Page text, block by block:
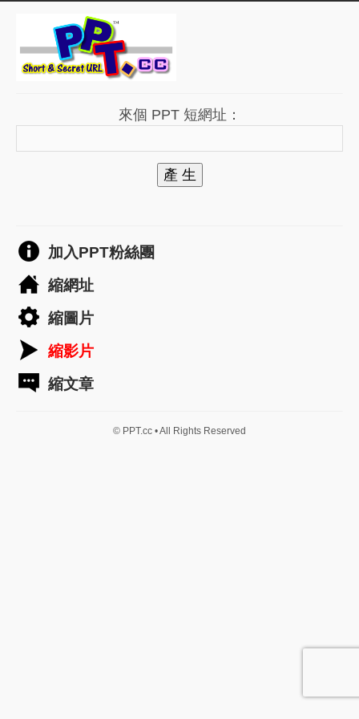
來個 PPT 短網址：
產 生
加入PPT粉絲團
縮網址
縮圖片
縮影片
縮文章
© PPT.cc • All Rights Reserved